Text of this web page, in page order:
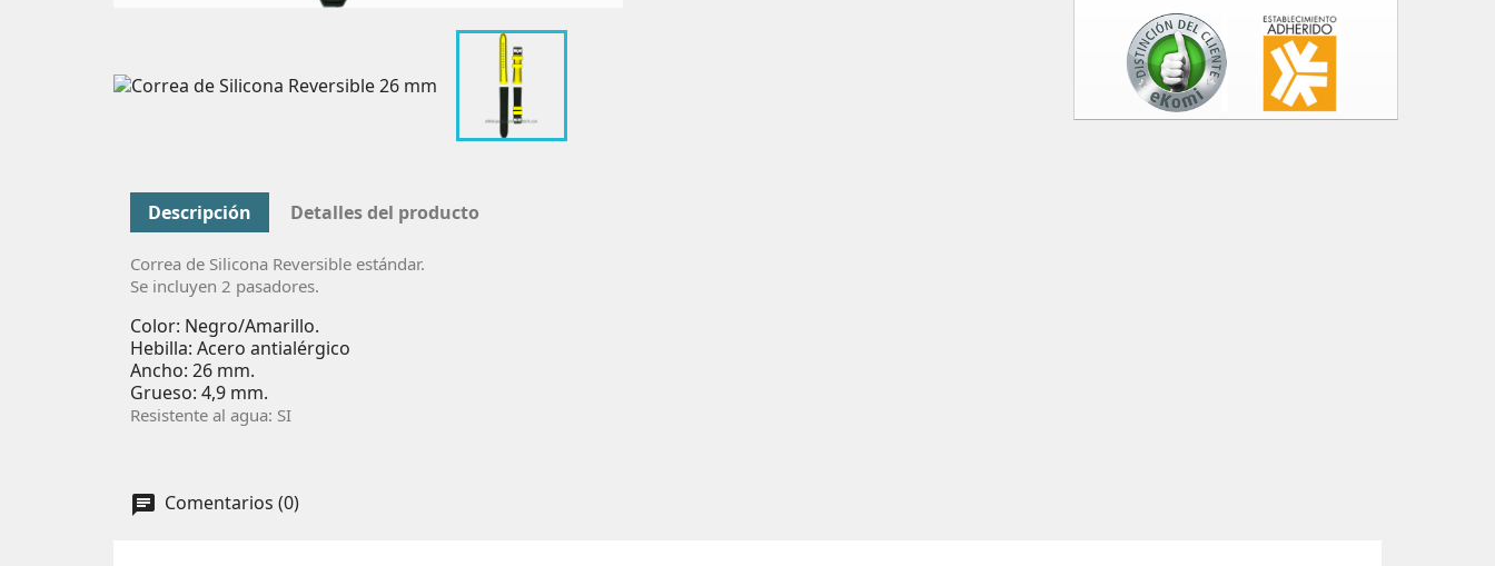
Descripción Detalles del producto
Correa de Silicona Reversible estándar.
Se incluyen 2 pasadores.
Color: Negro/Amarillo.
Hebilla: Acero antialérgico
Ancho: 26 mm.
Grueso: 4,9 mm.
Resistente al agua: SI
Comentarios (0)